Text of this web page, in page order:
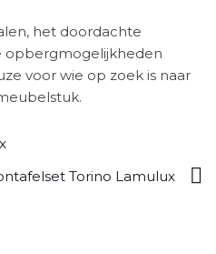
het doordachte
opbergmogelijkheden
voor wie op zoek is naar
Torino Lamulux